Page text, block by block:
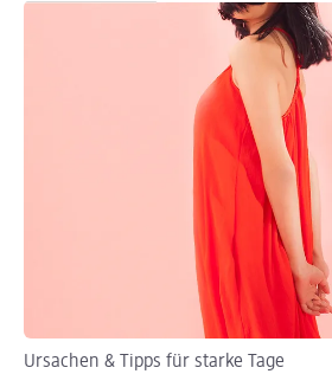
Ursachen & Tipps für starke Tage